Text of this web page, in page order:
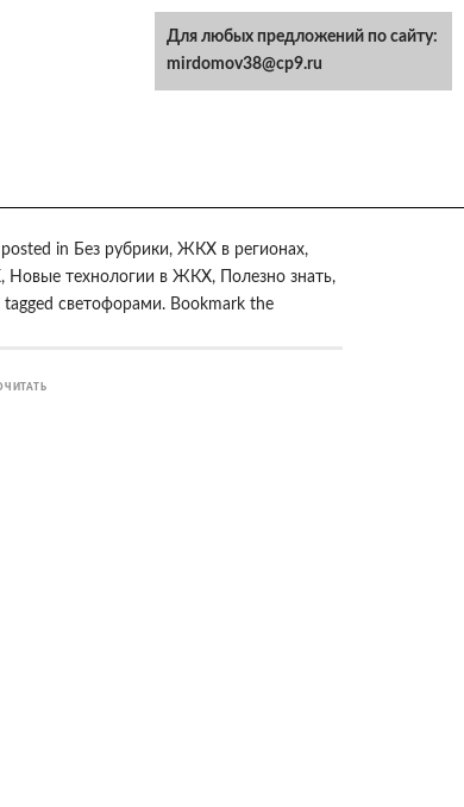
posted in Без рубрики, ЖКХ в регионах,
, Новые технологии в ЖКХ, Полезно знать,
tagged светофорами. Bookmark the
Для любых предложений по сайту:
mirdomov38@cp9.ru